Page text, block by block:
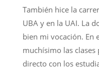
También hice la
UBA y en la UAI. La
bien mi vocación. En
muchísimo las clases
directo con los